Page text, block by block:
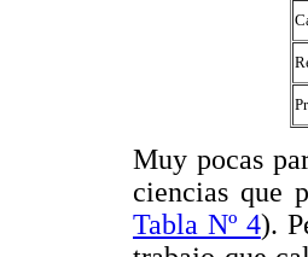
Muy pocas
ciencias que
Tabla Nº 4).